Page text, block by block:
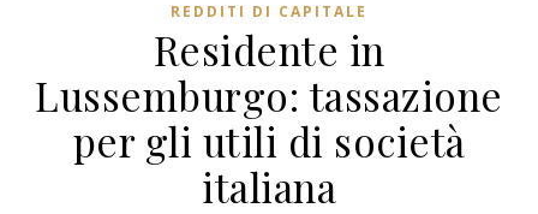
REDDITI DI CAPITALE
Residente in
Lussemburgo: tassazione
per gli utili di società
italiana